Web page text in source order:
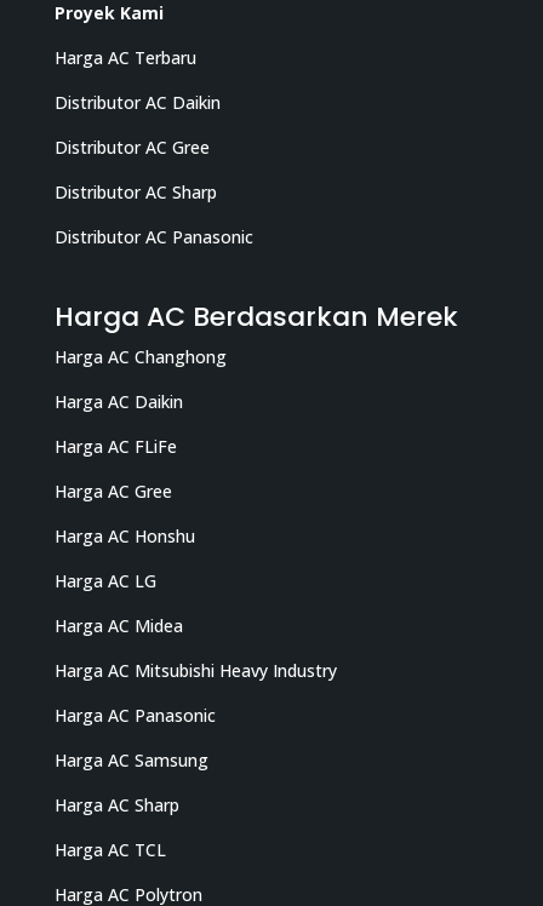
Proyek Kami
Harga AC Terbaru
Distributor AC Daikin
Distributor AC Gree
Distributor AC Sharp
Distributor AC Panasonic
Harga AC Berdasarkan Merek
Harga AC Changhong
Harga AC Daikin
Harga AC FLiFe
Harga AC Gree
Harga AC Honshu
Harga AC LG
Harga AC Midea
Harga AC Mitsubishi Heavy Industry
Harga AC Panasonic
Harga AC Samsung
Harga AC Sharp
Harga AC TCL
Harga AC Polytron